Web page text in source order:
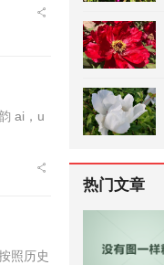
ai，u
照历史
热门文章